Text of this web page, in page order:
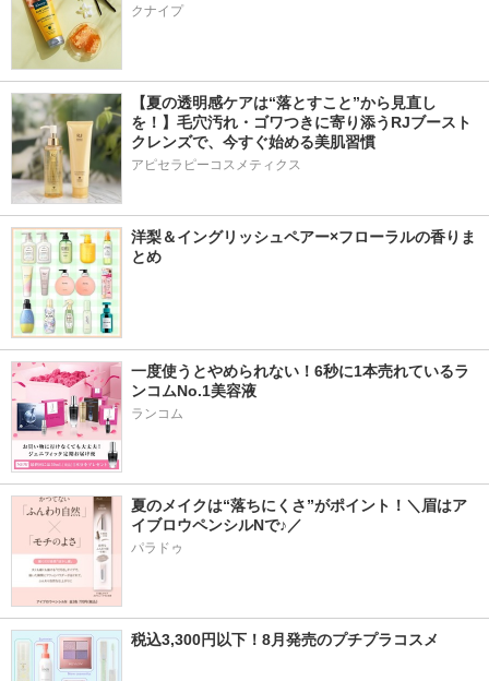
クナイプ
【夏の透明感ケアは“落とすこと”から見直し
を！】毛穴汚れ・ゴワつきに寄り添うRJブースト
クレンズで、今すぐ始める美肌習慣
アピセラピーコスメティクス
洋梨＆イングリッシュペアー×フローラルの香りま
とめ
一度使うとやめられない！6秒に1本売れているラ
ンコムNo.1美容液
ランコム
夏のメイクは“落ちにくさ”がポイント！＼眉はア
イブロウペンシルNで♪／
パラドゥ
税込3,300円以下！8月発売のプチプラコスメ